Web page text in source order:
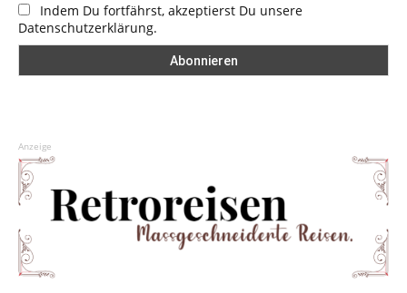
Indem Du fortfährst, akzeptierst Du unsere
Datenschutzerklärung.
Anzeige